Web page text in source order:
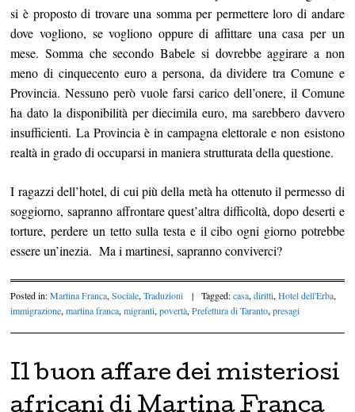
si è proposto di trovare una somma per permettere loro di andare
dove vogliono, se vogliono oppure di affittare una casa per un
mese. Somma che secondo Babele si dovrebbe aggirare a non
meno di cinquecento euro a persona, da dividere tra Comune e
Provincia. Nessuno però vuole farsi carico dell’onere, il Comune
ha dato la disponibilità per diecimila euro, ma sarebbero davvero
insufficienti. La Provincia è in campagna elettorale e non esistono
realtà in grado di occuparsi in maniera strutturata della questione.
I ragazzi dell’hotel, di cui più della metà ha ottenuto il permesso di
soggiorno, sapranno affrontare quest’altra difficoltà, dopo deserti e
torture, perdere un tetto sulla testa e il cibo ogni giorno potrebbe
essere un’inezia. Ma i martinesi, sapranno conviverci?
Posted in:Martina Franca,Sociale,Traduzioni | Tagged:casa,diritti,Hotel dell'Erba,
immigrazione,martina franca,migranti,povertà,Prefettura di Taranto,presagi
Il buon affare dei misteriosi
africani di Martina Franca